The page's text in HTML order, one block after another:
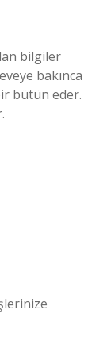
bilgiler
bakınca
bütün eder.